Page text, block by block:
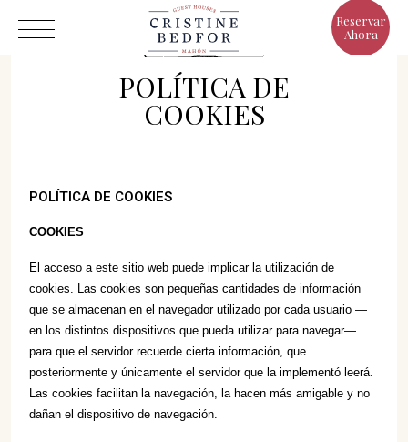
Reservar
Ahora
Hotel
Ventajas
El Mundo de Cristine
C/ Infanta, 19
07702 Mahón, Menorca
POLÍTICA DE
COOKIES
POLÍTICA DE COOKIES
COOKIES
El acceso a este sitio web puede implicar la utilización de
cookies. Las cookies son pequeñas cantidades de información
que se almacenan en el navegador utilizado por cada usuario —
en los distintos dispositivos que pueda utilizar para navegar—
para que el servidor recuerde cierta información, que
posteriormente y únicamente el servidor que la implementó leerá.
Las cookies facilitan la navegación, la hacen más amigable y no
dañan el dispositivo de navegación.